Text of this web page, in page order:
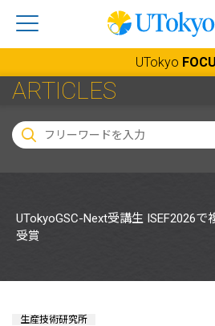
UTokyo
ARTICLES
UTokyoGSC-Next受講生 ISEF2026で
受賞
生産技術研究所